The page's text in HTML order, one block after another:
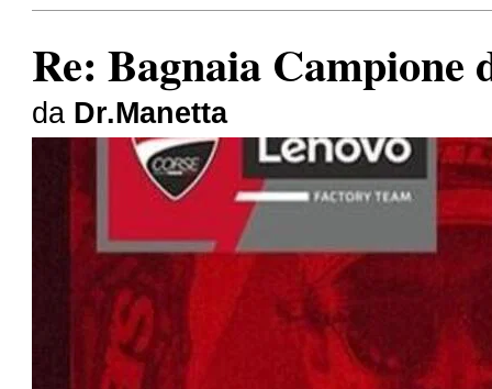
Re: Bagnaia Campione
da Dr.Manetta